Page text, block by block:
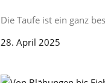
Die Taufe ist ein ganz
28. April 2025